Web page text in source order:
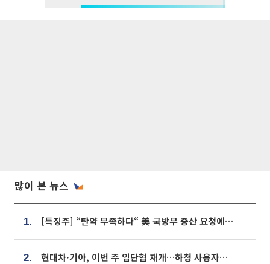
많이 본 뉴스
1. [특징주] “탄약 부족하다“ 美 국방부 증산 요청에⋯국내 방산주 급등세
2. 현대차·기아, 이번 주 임단협 재개…하청 사용자성 재심도 ‘변수’